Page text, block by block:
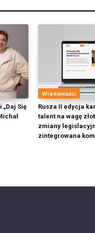
Się
Wiadomości
Rusza II edycja
talent na wagę
zmiany
zintegrowana